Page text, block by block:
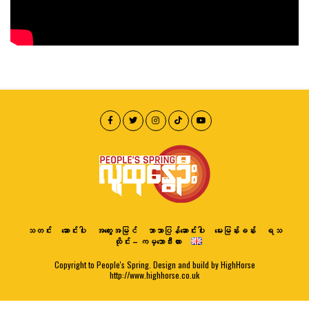
သတင်း ဆောင်းပါး အတွေးအမြင် ဘာသာပြန်ဆောင်းပါး မေးမြန်းခန်း
ရသ
ထိုင်း – ကမ္ဘောဒီးယား
Copyright to People's Spring. Design and build by HighHorse
http://www.highhorse.co.uk